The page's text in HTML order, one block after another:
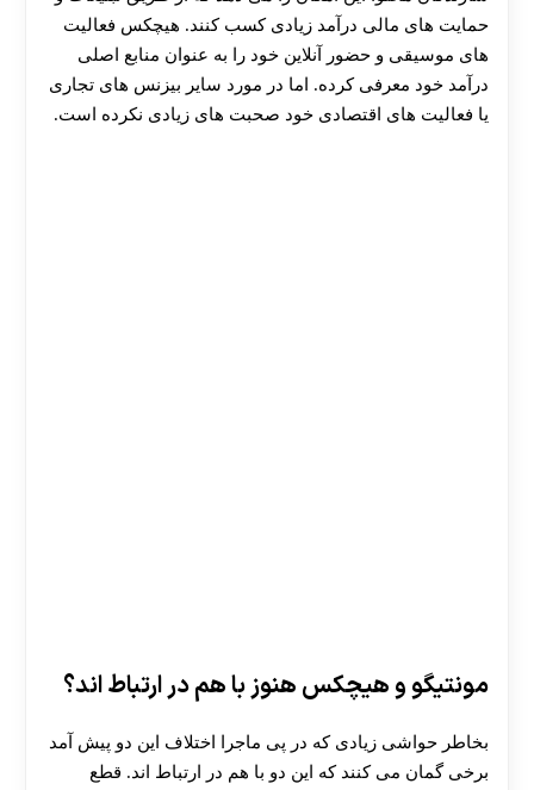
حمایت‌ های مالی درآمد زیادی کسب کنند. هیچکس فعالیت‌
های موسیقی و حضور آنلاین خود را به عنوان منابع اصلی
درآمد خود معرفی کرده. اما در مورد سایر بیزنس‌ های تجاری
یا فعالیت‌ های اقتصادی خود صحبت‌ های زیادی نکرده است.
مونتیگو و هیچکس هنوز با هم در ارتباط اند؟
بخاطر حواشی زیادی که در پی ماجرا اختلاف این دو پیش آمد
برخی گمان می کنند که این دو با هم در ارتباط اند. قطع